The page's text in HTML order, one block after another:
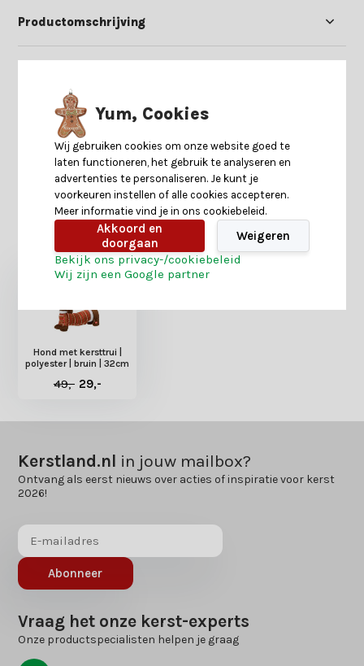
Productomschrijving
Reviews
Heb je nog interesse in deze recent bekeken
Hond met kersttrui |
polyester | bruin | 32cm
49,- 29,-
Kerstland.nl in jouw mailbox?
Ontvang als eerst nieuws over acties of inspiratie voor kerst
2026!
Abonneer
Vraag het onze kerst-experts
Onze productspecialisten helpen je graag
Yum, Cookies
Wij gebruiken cookies om onze website goed te
laten functioneren, het gebruik te analyseren en
advertenties te personaliseren. Je kunt je
voorkeuren instellen of alle cookies accepteren.
Meer informatie vind je in ons cookiebeleid.
Akkoord en
doorgaan
Weigeren
Bekijk ons privacy-/cookiebeleid
Wij zijn een Google partner